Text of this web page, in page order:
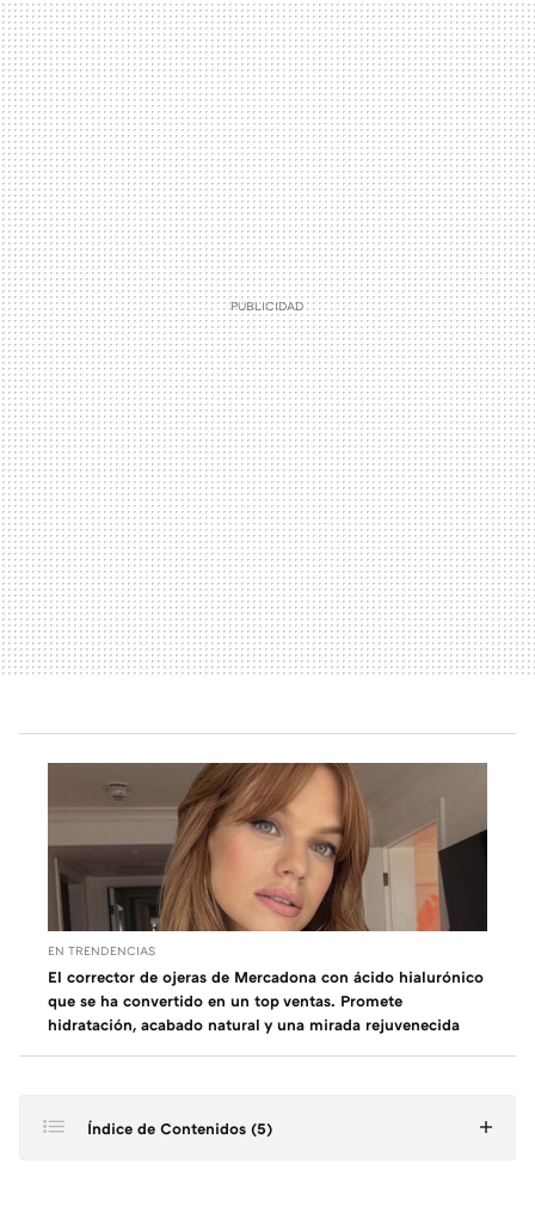
EN TRENDENCIAS
El corrector de ojeras de Mercadona con ácido hialurónico
que se ha convertido en un top ventas. Promete
hidratación, acabado natural y una mirada rejuvenecida
Índice de Contenidos (5)